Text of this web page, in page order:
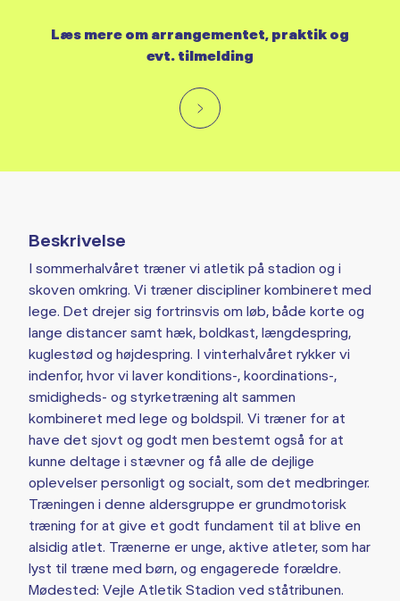
Beskrivelse
I sommerhalvåret træner vi atletik på stadion og i
skoven omkring. Vi træner discipliner kombineret med
lege. Det drejer sig fortrinsvis om løb, både korte og
lange distancer samt hæk, boldkast, længdespring,
kuglestød og højdespring. I vinterhalvåret rykker vi
indenfor, hvor vi laver konditions-, koordinations-,
smidigheds- og styrketræning alt sammen
kombineret med lege og boldspil. Vi træner for at
have det sjovt og godt men bestemt også for at
kunne deltage i stævner og få alle de dejlige
oplevelser personligt og socialt, som det medbringer.
Træningen i denne aldersgruppe er grundmotorisk
træning for at give et godt fundament til at blive en
alsidig atlet. Trænerne er unge, aktive atleter, som har
lyst til træne med børn, og engagerede forældre.
Mødested: Vejle Atletik Stadion ved ståtribunen.
Læs mere om arrangementet, praktik og
evt. tilmelding